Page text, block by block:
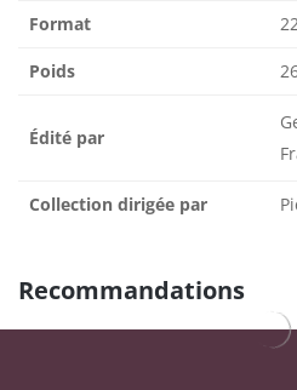
Format
Poids
Édité par
Collection dirigée par
Recommandations